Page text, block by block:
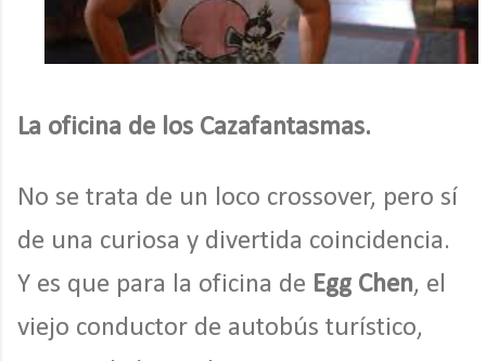
La oficina de los Cazafantasmas.
No se trata de un loco crossover, pero sí
de una curiosa y divertida coincidencia.
Y es que para la oficina de Egg Chen, el
viejo conductor de autobús turístico,